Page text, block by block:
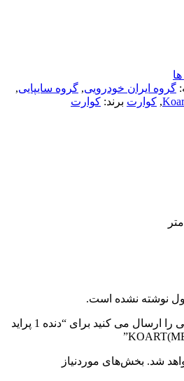
گروه ایران خودرویی, گروه سایپایی,
, کوارت برند: کوارت
نوشته نشده است.
اولین نفری باشید که دیدگاهی را ارسال می کنید برای “دنده 1 پراید
شد. بخش‌های موردنیاز